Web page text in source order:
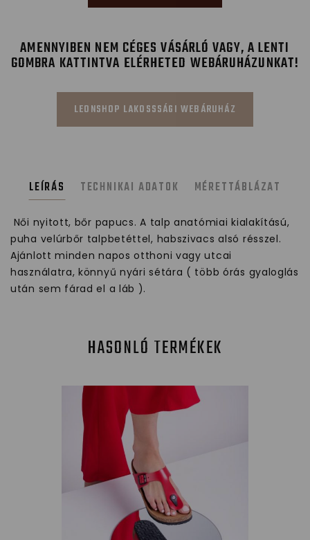
AMENNYIBEN NEM CÉGES VÁSÁRLÓ VAGY, A LENTI
GOMBRA KATTINTVA ELÉRHETED WEBÁRUHÁZUNKAT!
LEONSHOP LAKOSSSÁGI WEBÁRUHÁZ
LEÍRÁS TECHNIKAI ADATOK MÉRETTÁBLÁZAT
Női nyitott, bőr papucs. A talp anatómiai kialakítású,
puha velúrbőr talpbetéttel, habszivacs alsó résszel.
Ajánlott minden napos otthoni vagy utcai
használatra, könnyű nyári sétára ( több órás gyaloglás
után sem fárad el a láb ).
HASONLÓ TERMÉKEK